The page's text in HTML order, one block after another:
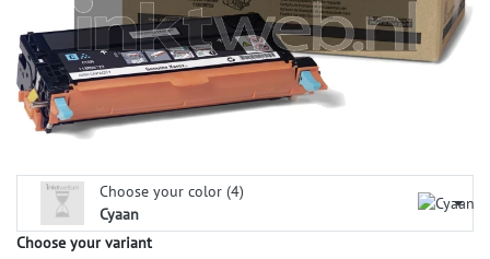
Choose your color (4)
Cyaan
Choose your variant